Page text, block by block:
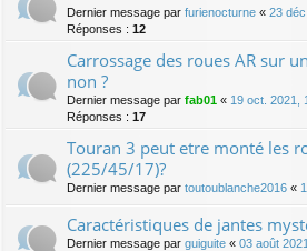
Dernier message par furienocturne « 23
Réponses : 12
Carrossage des roues AR sur
non ?
Dernier message par fab01 « 19 oct. 2021,
Réponses : 17
Touran 3 peut etre monté les
(225/45/17)?
Dernier message par toutoublanche2016 «
Caractéristiques de jantes
Dernier message par guiguite « 03 août